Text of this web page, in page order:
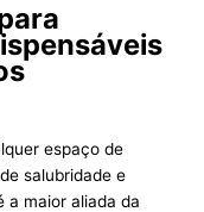
espaço de
salubridade e
a maior aliada da